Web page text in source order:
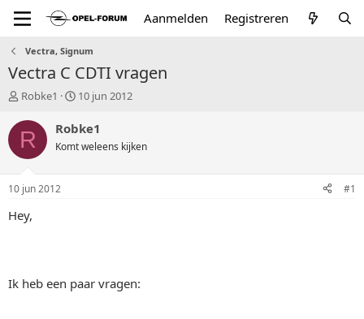
Aanmelden Registreren
Vectra, Signum
Vectra C CDTI vragen
T
p
t
a
r
t
Robke1
S
a
t
10 jun 2012
R Robke1
Komt weleens kijken
10 jun 2012 #1
Hey,
Ik heb een paar vragen: